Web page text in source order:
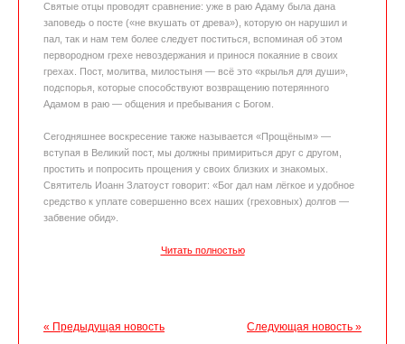
Святые отцы проводят сравнение: уже в раю Адаму была дана
заповедь о посте («не вкушать от древа»), которую он нарушил и
пал, так и нам тем более следует поститься, вспоминая об этом
первородном грехе невоздержания и принося покаяние в своих
грехах. Пост, молитва, милостыня — всё это «крылья для души»,
подспорья, которые способствуют возвращению потерянного
Адамом в раю — общения и пребывания с Богом.
Сегодняшнее воскресение также называется «Прощёным» —
вступая в Великий пост, мы должны примириться друг с другом,
простить и попросить прощения у своих близких и знакомых.
Святитель Иоанн Златоуст говорит: «Бог дал нам лёгкое и удобное
средство к уплате совершенно всех наших (греховных) долгов —
забвение обид».
Читать полностью
« Предыдущая новость Следующая новость »